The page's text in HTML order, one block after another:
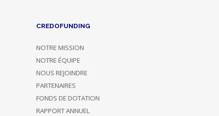
CREDOFUNDING
NOTRE MISSION
NOTRE ÉQUIPE
NOUS REJOINDRE
PARTENAIRES
FONDS DE DOTATION
RAPPORT ANNUEL